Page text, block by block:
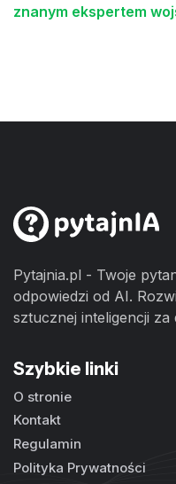
znanym ekspertem
Pytajnia.pl - Twoje
odpowiedzi od AI.
sztucznej inteligencji za
Szybkie linki
O stronie
Kontakt
Regulamin
Polityka Prywatności